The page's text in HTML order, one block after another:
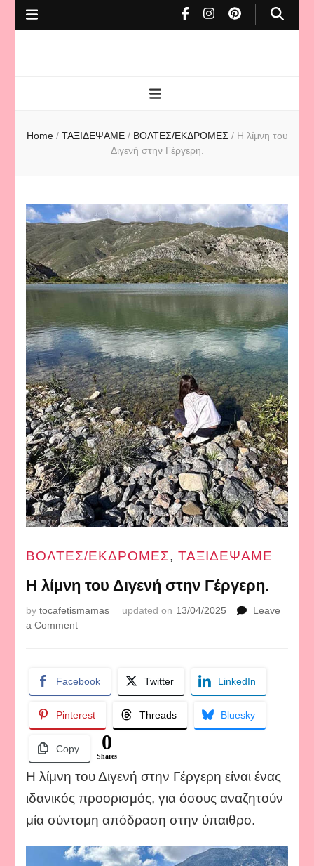
mamas
Home / ΤΑΞΙΔΕΨΑΜΕ / ΒΟΛΤΕΣ/ΕΚΔΡΟΜΕΣ / Η λίμνη του
Διγενή στην Γέργερη.
ΒΟΛΤΕΣ/ΕΚΔΡΟΜΕΣ,ΤΑΞΙΔΕΨΑΜΕ
Η λίμνη του Διγενή στην Γέργερη.
bytocafetismamas updated on 13/04/2025
Leave
a Commenton
Διγενή
στην
Γέργερη.
Facebook Twitter LinkedIn
Pinterest Threads Bluesky
Copy 0
Shares
Η λίμνη του Διγενή στην Γέργερη είναι ένας
ιδανικός προορισμός, για όσους αναζητούν
μία σύντομη απόδραση στην ύπαιθρο.